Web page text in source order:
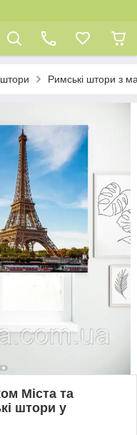
Римські штори з
Міста та
штори у